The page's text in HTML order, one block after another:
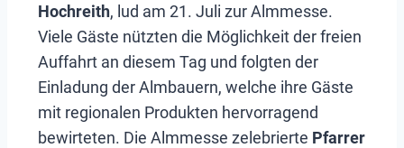
Hochreith, lud am 21. Juli zur Almmesse.
Viele Gäste nützten die Möglichkeit der freien
Auffahrt an diesem Tag und folgten der
Einladung der Almbauern, welche ihre Gäste
mit regionalen Produkten hervorragend
bewirteten. Die Almmesse zelebrierte Pfarrer